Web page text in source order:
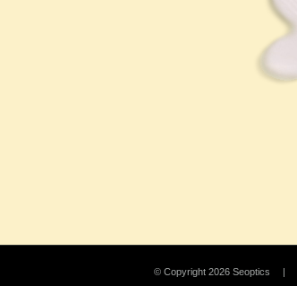
© Copyright 2026 Seoptics |